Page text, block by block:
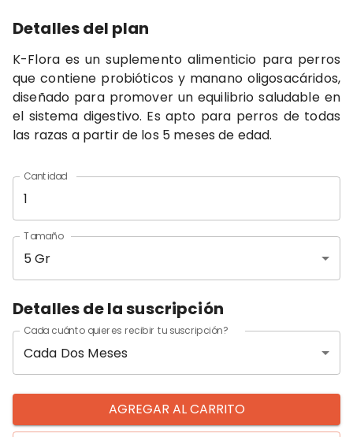
Detalles del plan
K-Flora es un suplemento alimenticio para perros
que contiene probióticos y manano oligosacáridos,
diseñado para promover un equilibrio saludable en
el sistema digestivo. Es apto para perros de todas
las razas a partir de los 5 meses de edad.
Cantidad
Tamaño
5 Gr
Detalles de la suscripción
Cada cuánto quieres recibir tu suscripción?
Cada Dos Meses
AGREGAR AL CARRITO